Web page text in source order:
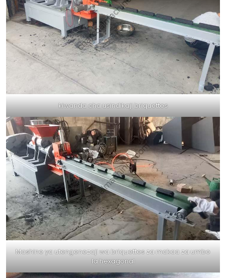
kiwanda cha usindikaji briquettes
Mashine ya utengenezaji wa briquettes za makaa za umbo
la hexagonal